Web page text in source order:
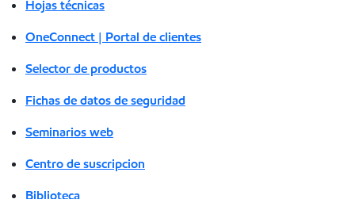
Hojas técnicas
OneConnect | Portal de clientes
Selector de productos
Fichas de datos de seguridad
Seminarios web
Centro de suscripcion
Biblioteca